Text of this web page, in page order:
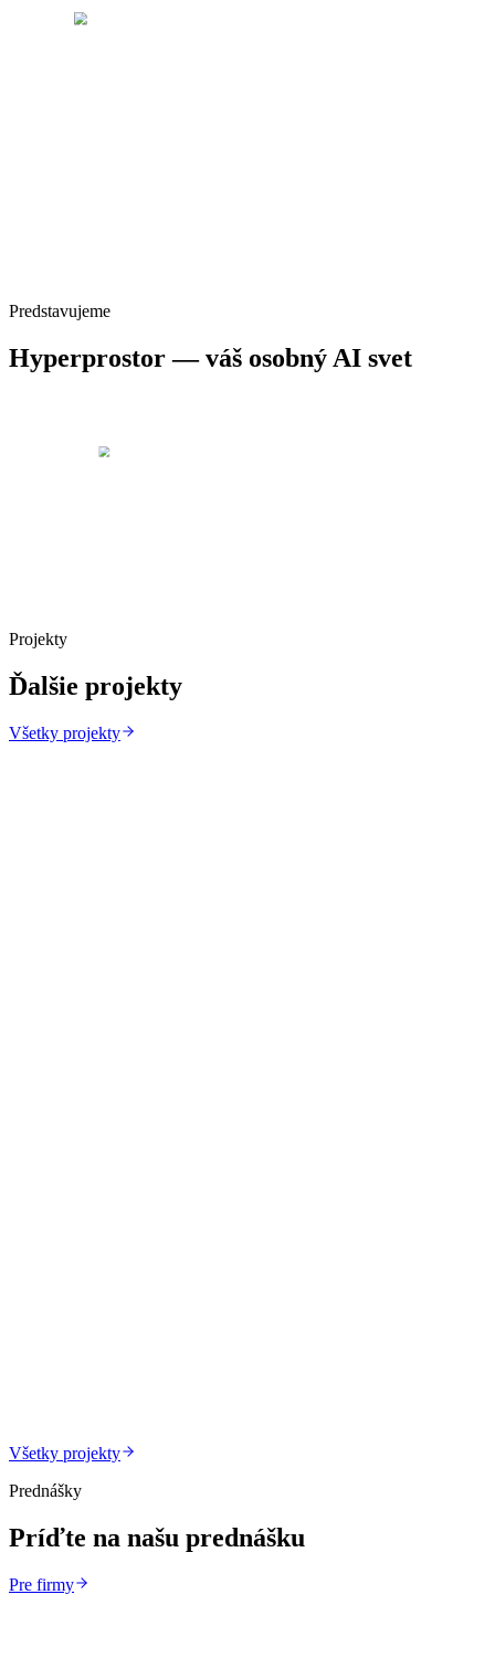
Predstavujeme
Hyperprostor— váš osobný AI svet
Projekty
Ďalšie projekty
Všetky projekty
Všetky projekty
Prednášky
Príďte na našu prednášku
Pre firmy